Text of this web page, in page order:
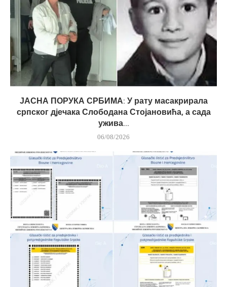
ЈАСНА ПОРУКА СРБИМА: У рату масакрирала
српског дјечака Слободана Стојановића, а сада
ужива...
06/08/2026